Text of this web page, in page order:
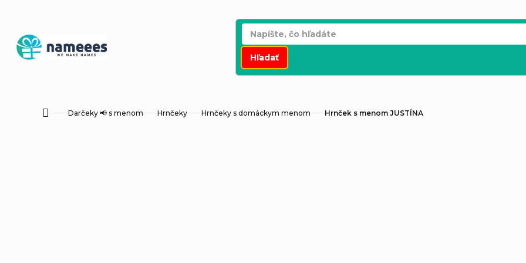
obsah
Hľadať
DomovDarčeky 📢 s menom Hrnčeky Hrnčeky s domáckym menom Hrnček s menom JUSTÍNA